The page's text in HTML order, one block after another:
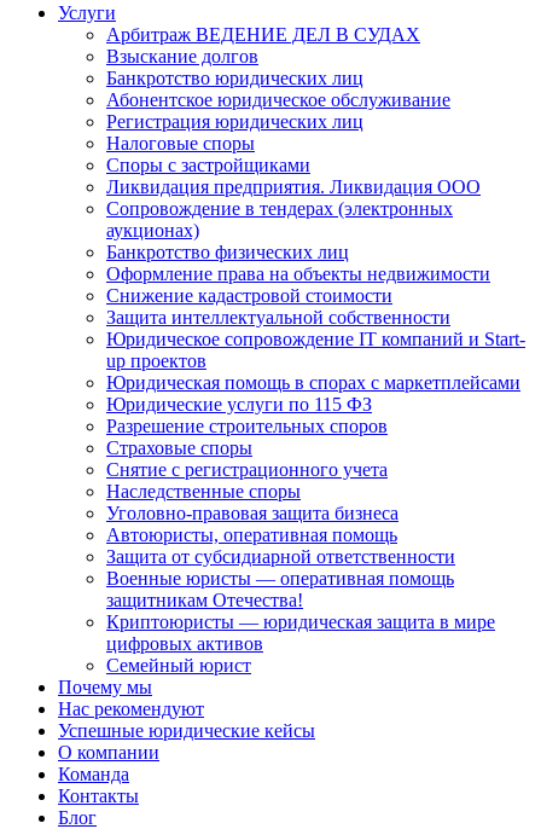
Услуги
Арбитраж ВЕДЕНИЕ ДЕЛ В СУДАХ
Взыскание долгов
Банкротство юридических лиц
Абонентское юридическое обслуживание
Регистрация юридических лиц
Налоговые споры
Споры с застройщиками
Ликвидация предприятия. Ликвидация ООО
Сопровождение в тендерах (электронных
аукционах)
Банкротство физических лиц
Оформление права на объекты недвижимости
Снижение кадастровой стоимости
Защита интеллектуальной собственности
Юридическое сопровождение IT компаний и Start-
up проектов
Юридическая помощь в спорах с маркетплейсами
Юридические услуги по 115 ФЗ
Разрешение строительных споров
Страховые споры
Снятие с регистрационного учета
Наследственные споры
Уголовно-правовая защита бизнеса
Автоюристы, оперативная помощь
Защита от субсидиарной ответственности
Военные юристы — оперативная помощь
защитникам Отечества!
Криптоюристы — юридическая защита в мире
цифровых активов
Семейный юрист
Почему мы
Нас рекомендуют
Успешные юридические кейсы
О компании
Команда
Контакты
Блог